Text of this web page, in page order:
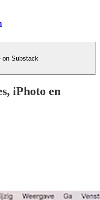
on Substack
iPhoto en